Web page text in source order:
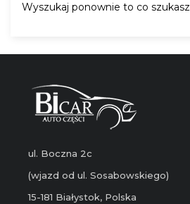
Wyszukaj ponownie to co szukasz
ul. Boczna 2c
(wjazd od ul. Sosabowskiego)
15-181 Białystok, Polska